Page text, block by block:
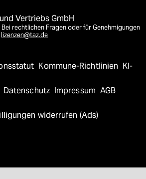
Vertriebs GmbH
rechtlichen Fragen oder für Genehmigungen
lizenzen@taz.de
Kommune-Richtlinien KI-
Datenschutz Impressum AGB
widerrufen (Ads)